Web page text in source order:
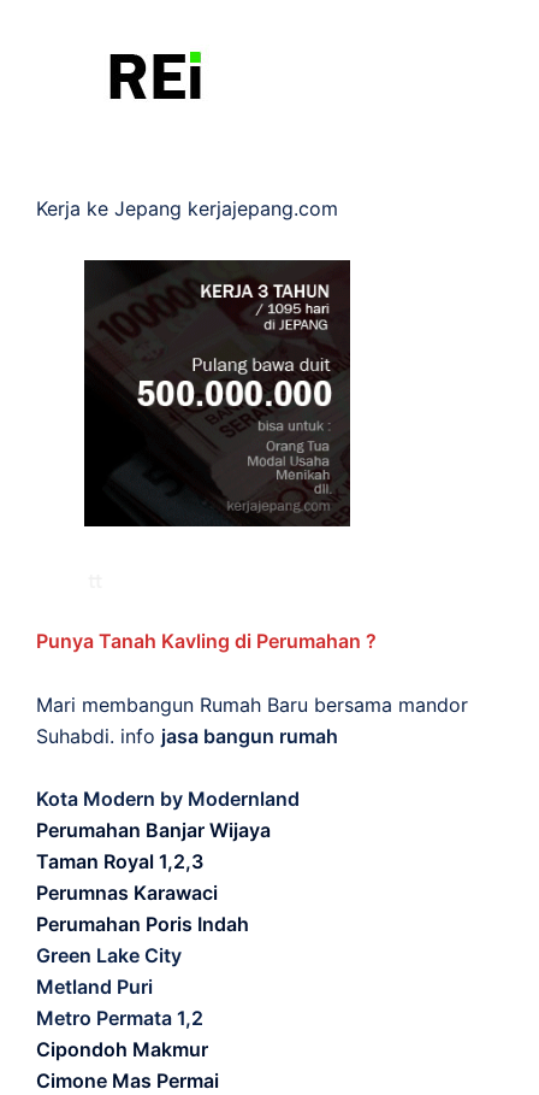
Kerja ke Jepang kerjajepang.com
Punya Tanah Kavling di Perumahan ?
Mari membangun Rumah Baru bersama mandor
Suhabdi. info jasa bangun rumah
Kota Modern by Modernland
Perumahan Banjar Wijaya
Taman Royal 1,2,3
Perumnas Karawaci
Perumahan Poris Indah
Green Lake City
Metland Puri
Metro Permata 1,2
Cipondoh Makmur
Cimone Mas Permai